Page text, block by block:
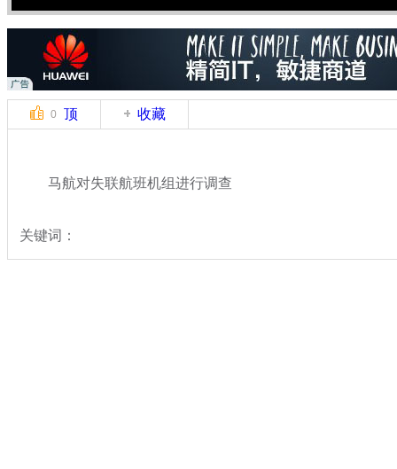
0 顶 收藏
马航对失联航班机组进行调查
关键词：